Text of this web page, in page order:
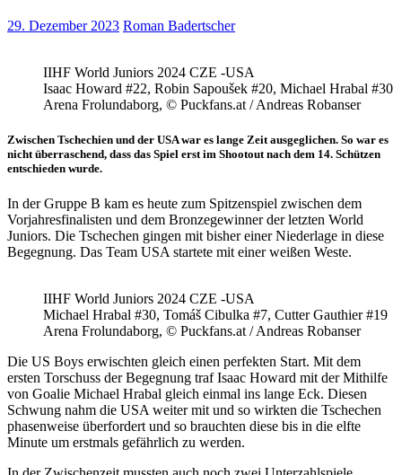
29. Dezember 2023 Roman Badertscher
IIHF World Juniors 2024 CZE -USA
Isaac Howard #22, Robin Sapoušek #20, Michael Hrabal #30
Arena Frolundaborg, © Puckfans.at / Andreas Robanser
Zwischen Tschechien und der USA war es lange Zeit ausgeglichen. So war es
nicht überraschend, dass das Spiel erst im Shootout nach dem 14. Schützen
entschieden wurde.
In der Gruppe B kam es heute zum Spitzenspiel zwischen dem
Vorjahresfinalisten und dem Bronzegewinner der letzten World
Juniors. Die Tschechen gingen mit bisher einer Niederlage in diese
Begegnung. Das Team USA startete mit einer weißen Weste.
IIHF World Juniors 2024 CZE -USA
Michael Hrabal #30, Tomáš Cibulka #7, Cutter Gauthier #19
Arena Frolundaborg, © Puckfans.at / Andreas Robanser
Die US Boys erwischten gleich einen perfekten Start. Mit dem
ersten Torschuss der Begegnung traf Isaac Howard mit der Mithilfe
von Goalie Michael Hrabal gleich einmal ins lange Eck. Diesen
Schwung nahm die USA weiter mit und so wirkten die Tschechen
phasenweise überfordert und so brauchten diese bis in die elfte
Minute um erstmals gefährlich zu werden.